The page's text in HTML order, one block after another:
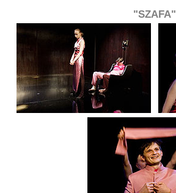
"SZAFA"